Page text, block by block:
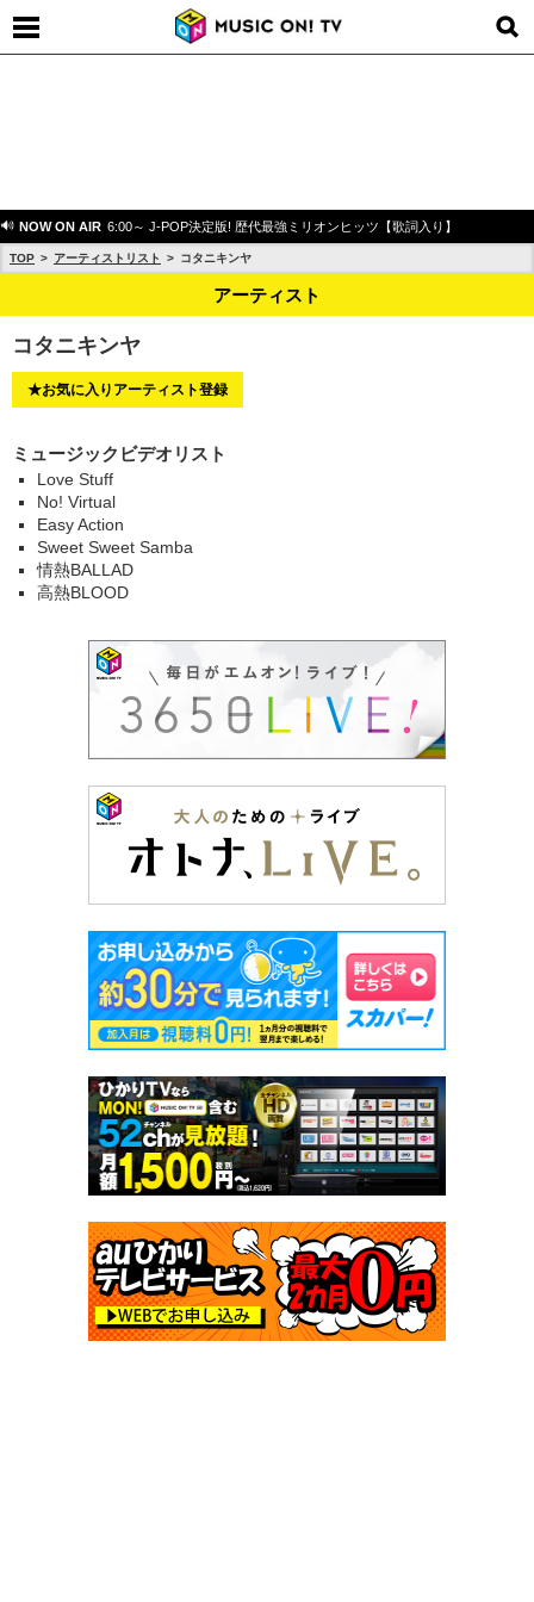
NOW ON AIR 6:00～ J-POP決定版! 歴代最強ミリオンヒッツ【歌詞入り】
TOP アーティストリスト コタニキンヤ
アーティスト
コタニキンヤ
★お気に入りアーティスト登録
ミュージックビデオリスト
Love Stuff
No! Virtual
Easy Action
Sweet Sweet Samba
情熱BALLAD
高熱BLOOD